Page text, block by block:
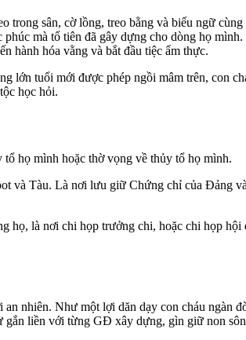
trong sân, cờ lồng, treo bằng và biểu ngữ
mà tổ tiên đã gây dựng cho dòng họ
hành hóa vằng và bắt đầu tiệc ẩm thực.
lớn tuổi mới được phép ngồi mâm trên, con
học hỏi.
họ mình hoặc thờ vọng về thủy tổ họ mình.
và Tàu. Là nơi lưu giữ Chứng chỉ của Đảng
là nơi chi họp trưởng chi, hoặc chi họp
nhiên. Như một lợi dăn dạy con cháu ngàn
gắn liền với từng GĐ xây dựng, gìn giữ non